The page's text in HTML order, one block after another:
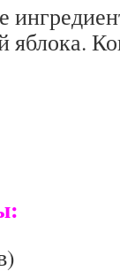
яблока.